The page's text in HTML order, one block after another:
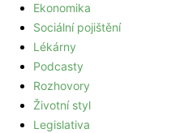
Ekonomika
Sociální pojištění
Lékárny
Podcasty
Rozhovory
Životní styl
Legislativa